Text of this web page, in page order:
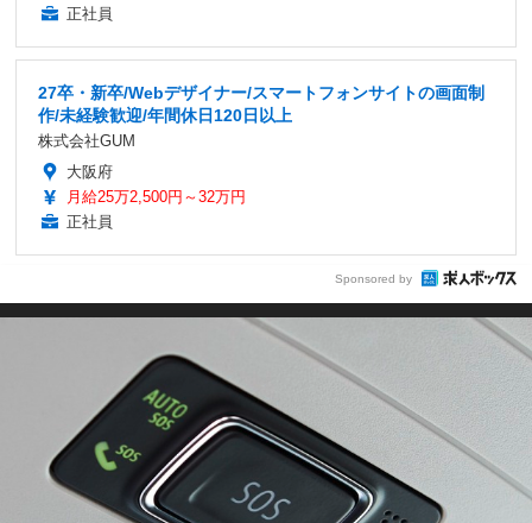
正社員
27卒・新卒/Webデザイナー/スマートフォンサイトの画面制
作/未経験歓迎/年間休日120日以上
株式会社GUM
大阪府
月給25万2,500円～32万円
正社員
Sponsored by